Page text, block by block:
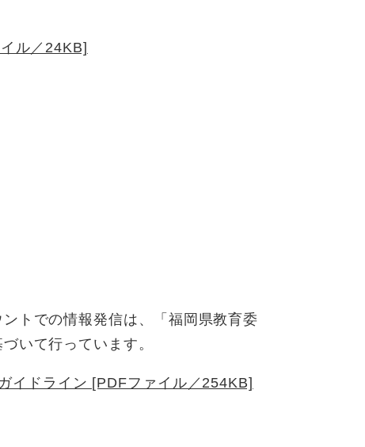
ル／24KB]
トでの情報発信は、「福岡県教育委
いて行っています。
イドライン [PDFファイル／254KB]